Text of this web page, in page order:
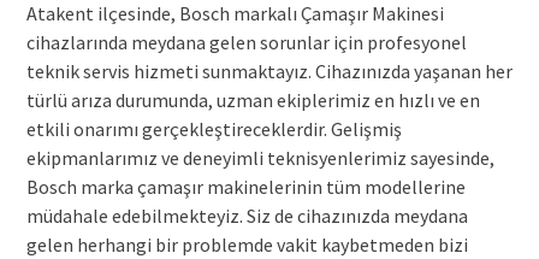
Atakent ilçesinde, Bosch markalı Çamaşır Makinesi
cihazlarında meydana gelen sorunlar için profesyonel
teknik servis hizmeti sunmaktayız. Cihazınızda yaşanan her
türlü arıza durumunda, uzman ekiplerimiz en hızlı ve en
etkili onarımı gerçekleştireceklerdir. Gelişmiş
ekipmanlarımız ve deneyimli teknisyenlerimiz sayesinde,
Bosch marka çamaşır makinelerinin tüm modellerine
müdahale edebilmekteyiz. Siz de cihazınızda meydana
gelen herhangi bir problemde vakit kaybetmeden bizi